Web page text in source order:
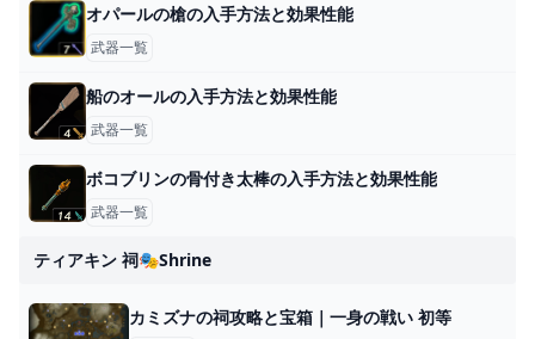
オパールの槍の入手方法と効果性能
武器一覧
船のオールの入手方法と効果性能
武器一覧
ボコブリンの骨付き太棒の入手方法と効果性能
武器一覧
ティアキン 祠🎭shrine
カミズナの祠攻略と宝箱｜一身の戦い 初等